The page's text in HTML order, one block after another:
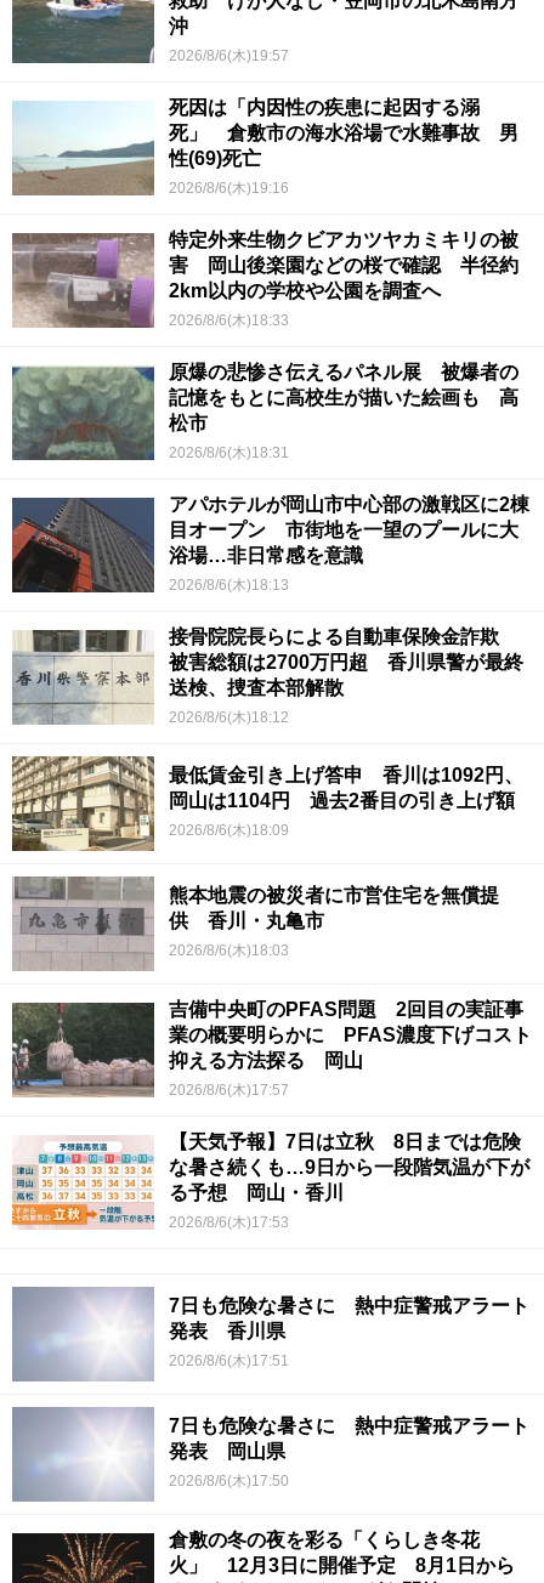
沖
2026/8/6(木)19:57
死因は「内因性の疾患に起因する溺
死」 倉敷市の海水浴場で水難事故 男
性(69)死亡
2026/8/6(木)19:16
特定外来生物クビアカツヤカミキリの被
害 岡山後楽園などの桜で確認 半径約
2km以内の学校や公園を調査へ
2026/8/6(木)18:33
原爆の悲惨さ伝えるパネル展 被爆者の
記憶をもとに高校生が描いた絵画も 高
松市
2026/8/6(木)18:31
アパホテルが岡山市中心部の激戦区に2棟
目オープン 市街地を一望のプールに大
浴場…非日常感を意識
2026/8/6(木)18:13
接骨院院長らによる自動車保険金詐欺
被害総額は2700万円超 香川県警が最終
送検、捜査本部解散
2026/8/6(木)18:12
最低賃金引き上げ答申 香川は1092円、
岡山は1104円 過去2番目の引き上げ額
2026/8/6(木)18:09
熊本地震の被災者に市営住宅を無償提
供 香川・丸亀市
2026/8/6(木)18:03
吉備中央町のPFAS問題 2回目の実証事
業の概要明らかに PFAS濃度下げコスト
抑える方法探る 岡山
2026/8/6(木)17:57
【天気予報】7日は立秋 8日までは危険
な暑さ続くも…9日から一段階気温が下が
る予想 岡山・香川
2026/8/6(木)17:53
7日も危険な暑さに 熱中症警戒アラート
発表 香川県
2026/8/6(木)17:51
7日も危険な暑さに 熱中症警戒アラート
発表 岡山県
2026/8/6(木)17:50
倉敷の冬の夜を彩る「くらしき冬花
火」 12月3日に開催予定 8月1日から